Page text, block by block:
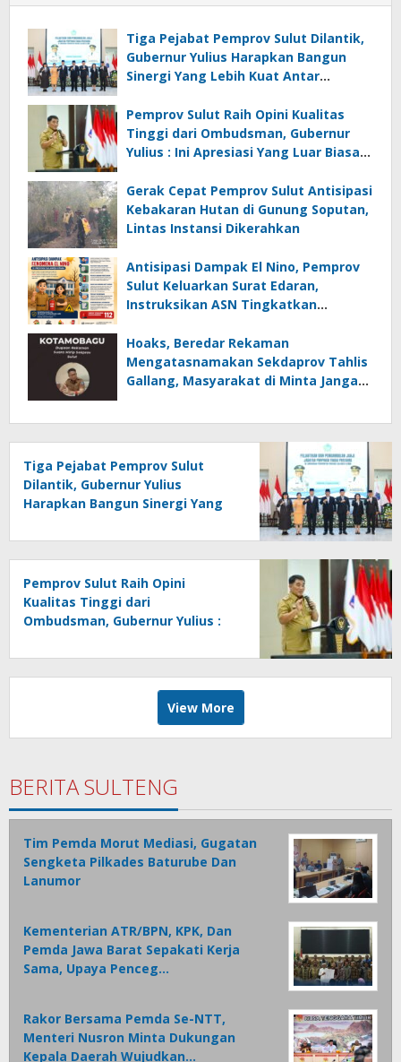
Tiga Pejabat Pemprov Sulut Dilantik,
Gubernur Yulius Harapkan Bangun
Sinergi Yang Lebih Kuat Antar
Pemprov Sulut Raih Opini Kualitas
Tinggi dari Ombudsman, Gubernur
Yulius : Ini Apresiasi Yang Luar Biasa,
Gerak Cepat Pemprov Sulut Antisipasi
Kebakaran Hutan di Gunung Soputan,
Lintas Instansi Dikerahkan
Antisipasi Dampak El Nino, Pemprov
Sulut Keluarkan Surat Edaran,
Instruksikan ASN Tingkatkan
Hoaks, Beredar Rekaman
Mengatasnamakan Sekdaprov Tahlis
Gallang, Masyarakat di Minta Jangan
Tiga Pejabat Pemprov Sulut
Dilantik, Gubernur Yulius
Harapkan Bangun Sinergi Yang
Pemprov Sulut Raih Opini
Kualitas Tinggi dari
Ombudsman, Gubernur Yulius :
Tolak Ukur Pemerintah
View More
BERITA SULTENG
Tim Pemda Morut Mediasi, Gugatan
Sengketa Pilkades Baturube Dan
Lanumor
Kementerian ATR/BPN, KPK, Dan
Pemda Jawa Barat Sepakati Kerja
Sama, Upaya Penceg…
Rakor Bersama Pemda Se-NTT,
Menteri Nusron Minta Dukungan
Kepala Daerah Wujudkan…